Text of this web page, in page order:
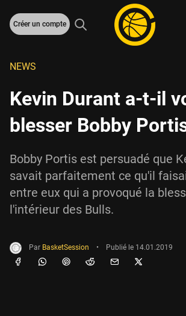
Créer un compte
NEWS
Kevin Durant a-t-il
blesser Bobby
Bobby Portis est persuadé que
savait parfaitement ce qu'il
entre eux qui a provoqué la
l'intérieur des Bulls.
Par BasketSession • Publié le 14.01.2019